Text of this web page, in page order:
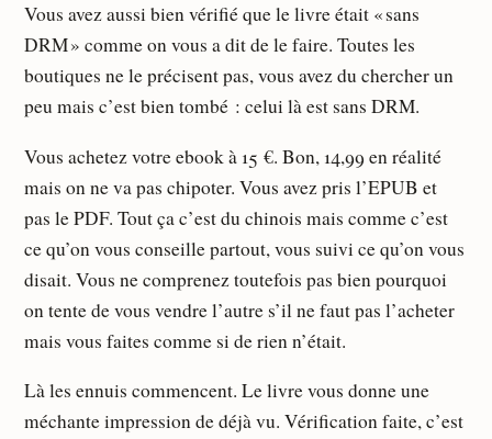
Vous avez aussi bien vérifié que le livre était « sans
DRM » comme on vous a dit de le faire. Toutes les
boutiques ne le précisent pas, vous avez du chercher un
peu mais c’est bien tombé : celui là est sans DRM.
Vous achetez votre ebook à 15 €. Bon, 14,99 en réalité
mais on ne va pas chipoter. Vous avez pris l’EPUB et
pas le PDF. Tout ça c’est du chinois mais comme c’est
ce qu’on vous conseille partout, vous suivi ce qu’on vous
disait. Vous ne comprenez toutefois pas bien pourquoi
on tente de vous vendre l’autre s’il ne faut pas l’acheter
mais vous faites comme si de rien n’était.
Là les ennuis commencent. Le livre vous donne une
méchante impression de déjà vu. Vérification faite, c’est